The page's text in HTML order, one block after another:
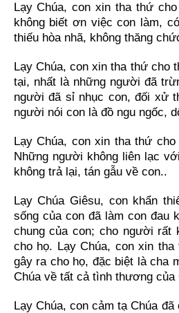
Lạy Chúa, con xin tha thứ
không biết ơn việc con làm,
thiếu hòa nhã, không thăng
Lạy Chúa, con xin tha thứ cho
tại, nhất là những người đã
người đã sỉ nhục con, đối xử
người nói con là đồ ngu ngốc,
Lạy Chúa, con xin tha thứ
Những người không liên lạc
không trả lại, tán gẫu về con..
Lạy Chúa Giêsu, con khẩn
sống của con đã làm con đau
chung của con; cho người rất
cho họ. Lạy Chúa, con xin
gây ra cho họ, đặc biệt là cha
Chúa về tất cả tình thương của
Lạy Chúa, con cảm tạ Chúa